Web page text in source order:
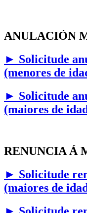
ANULACIÓN
► Solicitude
(menores de
► Solicitude
(maiores de
RENUNCIA Á
► Solicitude
(maiores de